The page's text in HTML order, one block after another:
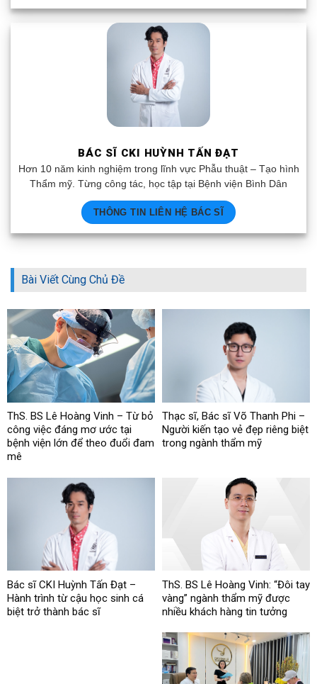
BÁC SĨ CKI HUỲNH TẤN ĐẠT
Hơn 10 năm kinh nghiệm trong lĩnh vực Phẫu thuật – Tạo hình
Thẩm mỹ. Từng công tác, học tập tại Bệnh viện Bình Dân
THÔNG TIN LIÊN HỆ BÁC SĨ
Bài Viết Cùng Chủ Đề
ThS. BS Lê Hoàng Vinh – Từ bỏ
công việc đáng mơ ước tại
bệnh viện lớn để theo đuổi đam
mê
Thạc sĩ, Bác sĩ Võ Thanh Phi –
Người kiến tạo vẻ đẹp riêng biệt
trong ngành thẩm mỹ
Bác sĩ CKI Huỳnh Tấn Đạt –
Hành trình từ cậu học sinh cá
biệt trở thành bác sĩ
ThS. BS Lê Hoàng Vinh: “Đôi tay
vàng” ngành thẩm mỹ được
nhiều khách hàng tin tưởng